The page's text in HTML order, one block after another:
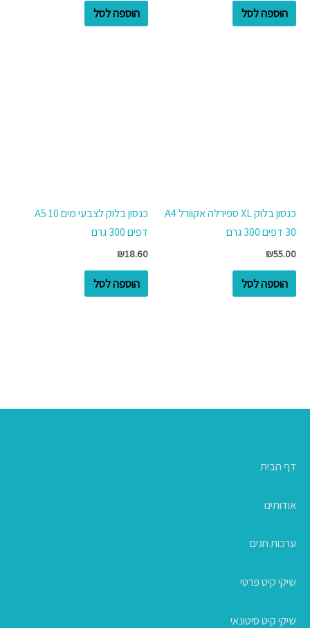
הוספה לסל הוספה לסל
כנסון בלוק XL ספירלה אקוורל A4
30 דפים 300 גרם
₪55.00
הוספה לסל
כנסון בלוק לצבעי מים A5 10
דפים 300 גרם
₪18.60
הוספה לסל
דף הבית
אודותינו
ערכות חגים
שיקי קיט פרטי
שיקי קיט סיטונאי